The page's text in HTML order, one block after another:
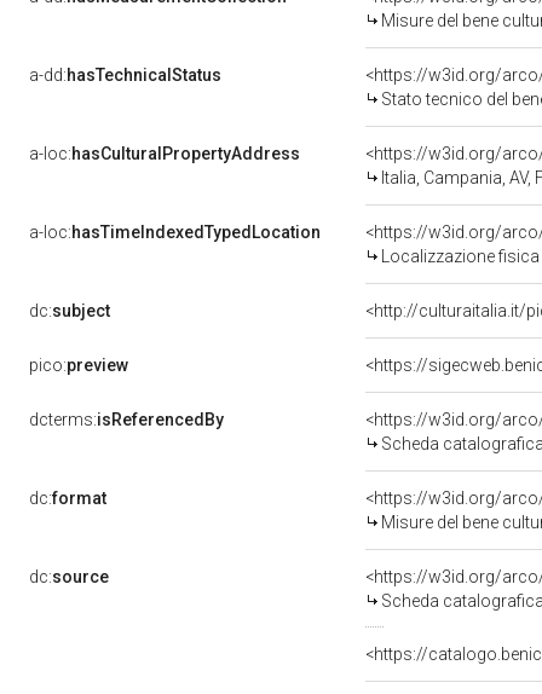
Misure del bene
a-dd:hasTechnicalStatus
<https://w3id.org/
Stato tecnico del
a-loc:hasCulturalPropertyAddress
<https://w3id.org/
Italia, Campania, AV,
a-loc:hasTimeIndexedTypedLocation
<https://w3id.org/
Localizzazione
dc:subject <http://culturaitalia.it/
pico:preview <https://
dcterms:isReferencedBy
<https://w3id.org/
Scheda
dc:format
<https://w3id.org/
Misure del bene
dc:source
<https://w3id.org/
Scheda
<https://